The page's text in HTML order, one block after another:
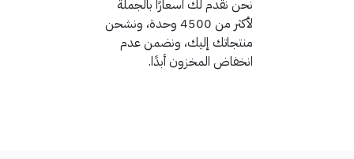
نحن نقدم لك أسعارًا بالجملة
لأكثر من 4500 وحدة، ونشحن
منتجاتك إليك، ونضمن عدم
انخفاض المخزون أبدًا.